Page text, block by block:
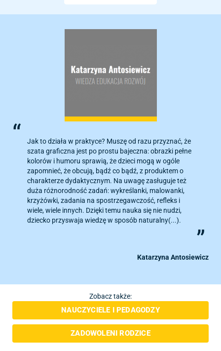
Jak to działa w praktyce? Muszę od razu przyznać, że
szata graficzna jest po prostu bajeczna: obrazki pełne
kolorów i humoru sprawią, że dzieci mogą w ogóle
zapomnieć, że obcują, bądź co bądź, z produktem o
charakterze dydaktycznym. Na uwagę zasługuje też
duża różnorodność zadań: wykreślanki, malowanki,
krzyżówki, zadania na spostrzegawczość, refleks i
wiele, wiele innych. Dzięki temu nauka się nie nudzi,
dziecko przyswaja wiedzę w sposób naturalny(...).
Katarzyna Antosiewicz
Zobacz także:
NAUCZYCIELE I PEDAGODZY
ZADOWOLENI RODZICE